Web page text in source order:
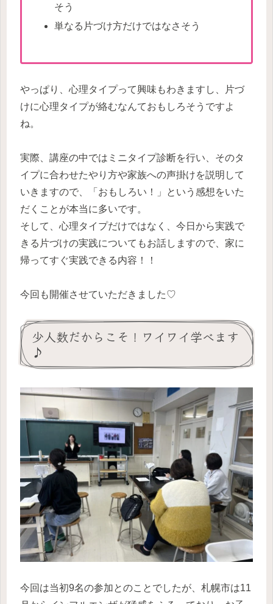
そう
単なる片づけ方だけではなさそう
やっぱり、心理タイプって興味もわきますし、片づ
けに心理タイプが絡むなんておもしろそうですよ
ね。
実際、講座の中ではミニタイプ診断を行い、そのタ
イプに合わせたやり方や家族への声掛けを説明して
いきますので、「おもしろい！」という感想をいた
だくことが本当に多いです。
そして、心理タイプだけではなく、今日から実践で
きる片づけの実践についてもお話しますので、家に
帰ってすぐ実践できる内容！！
今回も開催させていただきました♡
少人数だからこそ！ワイワイ学べます
♪
今回は当初9名の参加とのことでしたが、札幌市は11